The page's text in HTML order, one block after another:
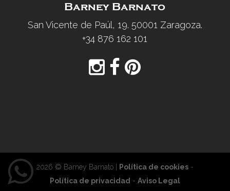
Barney Barnato
San Vicente de Paúl, 19. 50001 Zaragoza.
+34 876 162 101
2026 © Barney Barnato | Política de cookies-
Política de privacidad - Aviso Legal